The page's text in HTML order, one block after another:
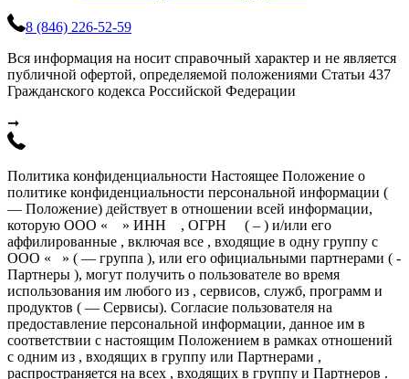
8 (846) 226-52-59
Вся информация на носит справочный характер и не является
публичной офертой, определяемой положениями Статьи 437
Гражданского кодекса Российской Федерации
➞
Политика конфиденциальности Настоящее Положение о
политике конфиденциальности персональной информации (
— Положение) действует в отношении всей информации,
которую ООО « » ИНН , ОГРН ( – ) и/или его
аффилированные , включая все , входящие в одну группу с
ООО « » ( — группа ), или его официальными партнерами ( -
Партнеры ), могут получить о пользователе во время
использования им любого из , сервисов, служб, программ и
продуктов ( — Сервисы). Согласие пользователя на
предоставление персональной информации, данное им в
соответствии с настоящим Положением в рамках отношений
с одним из , входящих в группу или Партнерами ,
распространяется на всех , входящих в группу и Партнеров .